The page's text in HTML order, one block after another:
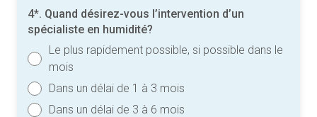
4*. Quand désirez-vous l’intervention d’un
spécialiste en humidité?
Le plus rapidement possible, si possible dans le
mois
Dans un délai de 1 à 3 mois
Dans un délai de 3 à 6 mois